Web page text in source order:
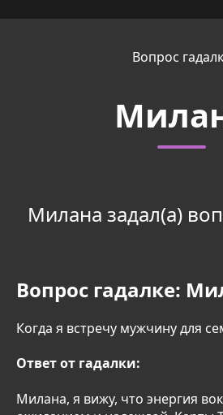
Вопрос
Милана задал(а)
Вопрос гадалке:
Когда я встречу мужчину для
Ответ от гадалки:
Милана, я вижу, что энергия